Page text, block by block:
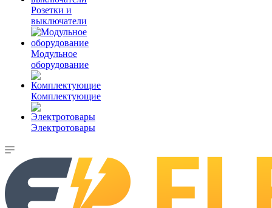
Розетки и
выключатели
Модульное
оборудование
Комплектующие
Электротовары